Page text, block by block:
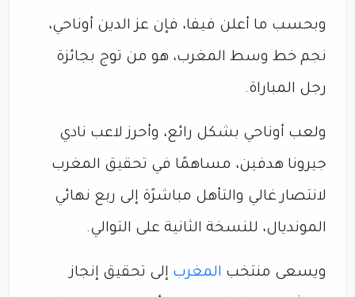
وبحسب ما أعلن فيفا، فإن عز الدين أوناحي،
نجم خط وسط المغرب، هو من توج بجائزة
رجل المباراة.
ولعب أوناحي بشكل رائع، وأحرز لاعب نادي
جيرونا هدفين، مساهمًا في تحقيق المغرب
لانتصار غالي والتأهل مباشرًة إلى ربع نهائي
المونديال، للنسخة الثانية على التوالي.
ويسعى منتخب المغرب إلى تحقيق إنجاز